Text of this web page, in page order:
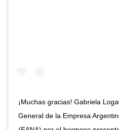
¡Muchas gracias! Gabriela
General de la Empresa